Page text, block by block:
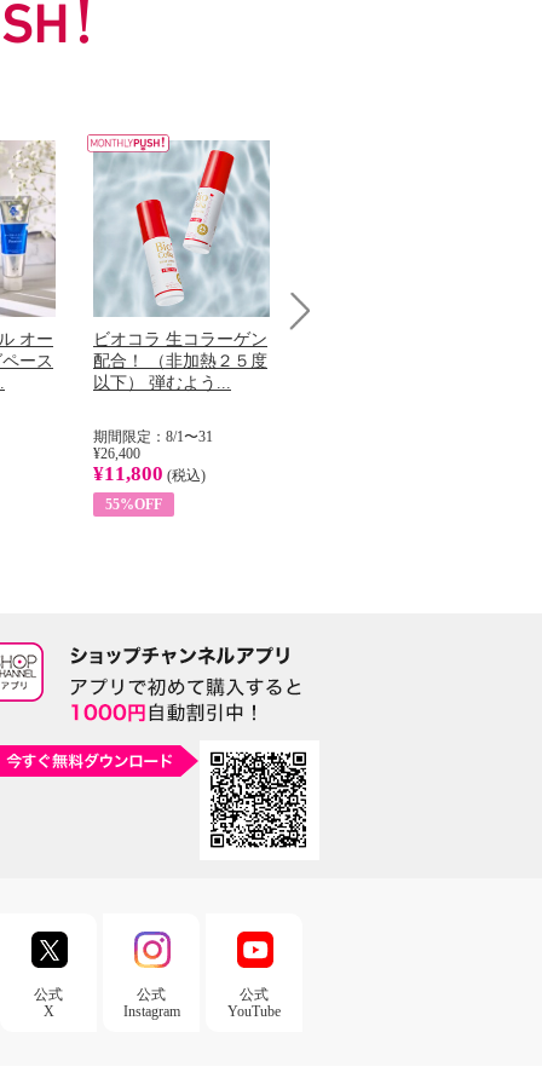
オー
ース
ビオコラ 生コラーゲン
配合！ （非加熱２５度
以下） 弾むよう...
期間限定：8/1〜31
¥26,400
¥11,800 (税込)
55%OFF
公式
X
公式
Instagram
公式
YouTube